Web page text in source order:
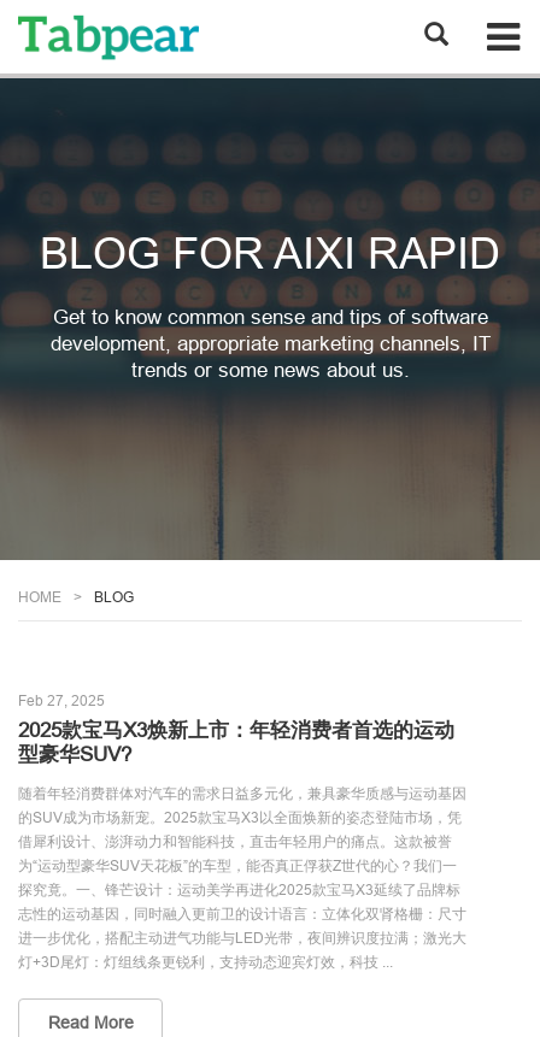
BLOG FOR AIXI RAPID
Get to know common sense and tips of software
development, appropriate marketing channels, IT
trends or some news about us.
HOME BLOG
Feb 27, 2025
2025款宝马X3焕新上市：年轻消费者首选的运动
型豪华SUV?
随着年轻消费群体对汽车的需求日益多元化，兼具豪华质感与运动基因
的SUV成为市场新宠。2025款宝马X3以全面焕新的姿态登陆市场，凭
借犀利设计、澎湃动力和智能科技，直击年轻用户的痛点。这款被誉
为“运动型豪华SUV天花板”的车型，能否真正俘获Z世代的心？我们一
探究竟。一、锋芒设计：运动美学再进化2025款宝马X3延续了品牌标
志性的运动基因，同时融入更前卫的设计语言：立体化双肾格栅：尺寸
进一步优化，搭配主动进气功能与LED光带，夜间辨识度拉满；激光大
灯+3D尾灯：灯组线条更锐利，支持动态迎宾灯效，科技 ...
Read More